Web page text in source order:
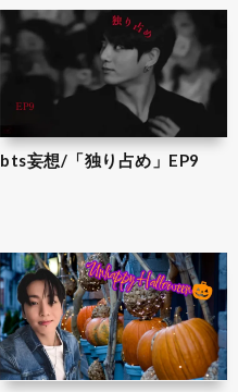
bts妄想/「独り占め」EP9